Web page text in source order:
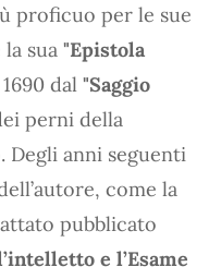
proficuo per le sue
la sua "Epistola
dal "Saggio
perni della
anni seguenti
come la
pubblicato
e l’Esame